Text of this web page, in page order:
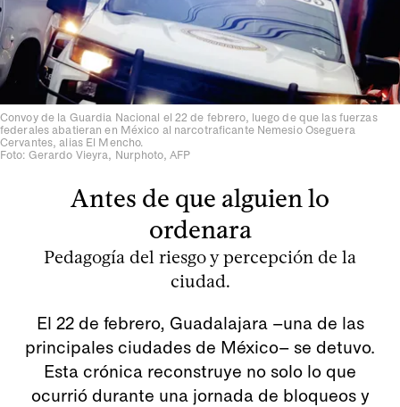
Convoy de la Guardia Nacional el 22 de febrero, luego de que las fuerzas
federales abatieran en México al narcotraficante Nemesio Oseguera
Cervantes, alias El Mencho.
Foto: Gerardo Vieyra, Nurphoto, AFP
Antes de que alguien lo
ordenara
Pedagogía del riesgo y percepción de la
ciudad.
El 22 de febrero, Guadalajara –una de las
principales ciudades de México– se detuvo.
Esta crónica reconstruye no solo lo que
ocurrió durante una jornada de bloqueos y